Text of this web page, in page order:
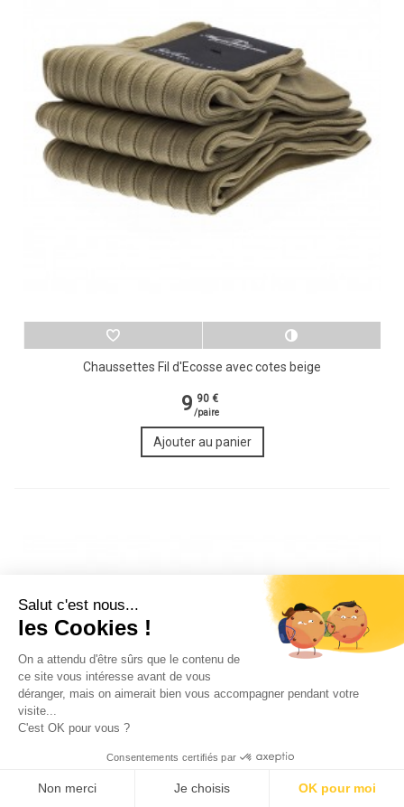
Chaussettes Fil d'Ecosse avec cotes beige
9 90 €
/paire
Salut c'est nous...
les Cookies !
On a attendu d'être sûrs que le contenu de
ce site vous intéresse avant de vous
déranger, mais on aimerait bien vous accompagner pendant votre
visite...
C'est OK pour vous ?
Consentements certifiés par
Non merci Je choisis OK pour moi